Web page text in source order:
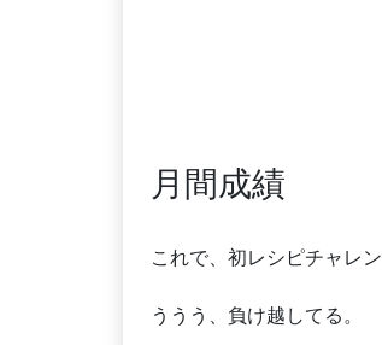
月間成績
これで、初レシピチャレ
ううう、負け越してる。